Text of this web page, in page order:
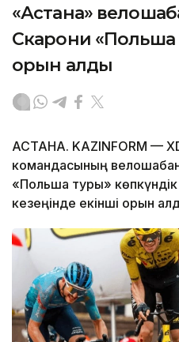
«Астана»
Скарони «Польша
орын алды
АСТАНА. KAZINFORM —
командасының
«Польша туры»
кезеңінде екінші орын